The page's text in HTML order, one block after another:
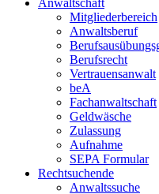
Anwaltschaft
Mitgliederbereich
Anwaltsberuf
Berufsrecht
Vertrauensanwalt
beA
Fachanwaltschaft
Geldwäsche
Zulassung
Aufnahme
SEPA Formular
Rechtsuchende
Anwaltssuche